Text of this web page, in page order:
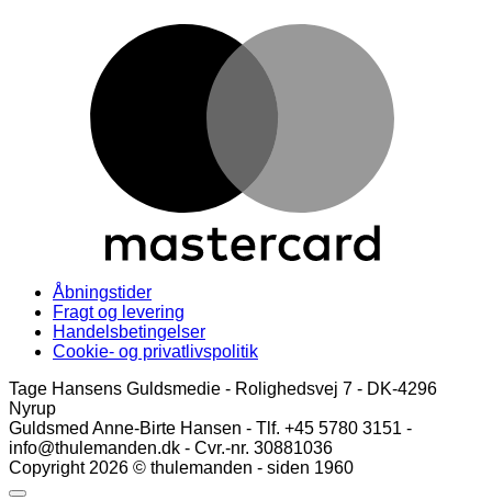
Åbningstider
Fragt og levering
Handelsbetingelser
Cookie- og privatlivspolitik
Tage Hansens Guldsmedie - Rolighedsvej 7 - DK-4296
Nyrup
Guldsmed Anne-Birte Hansen - Tlf. +45 5780 3151 -
info@thulemanden.dk - Cvr.-nr. 30881036
Copyright 2026 © thulemanden - siden 1960